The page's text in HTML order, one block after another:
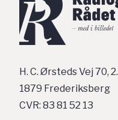
H. C. Ørsteds Vej 70, 2.
1879 Frederiksberg
CVR: 83 81 52 13